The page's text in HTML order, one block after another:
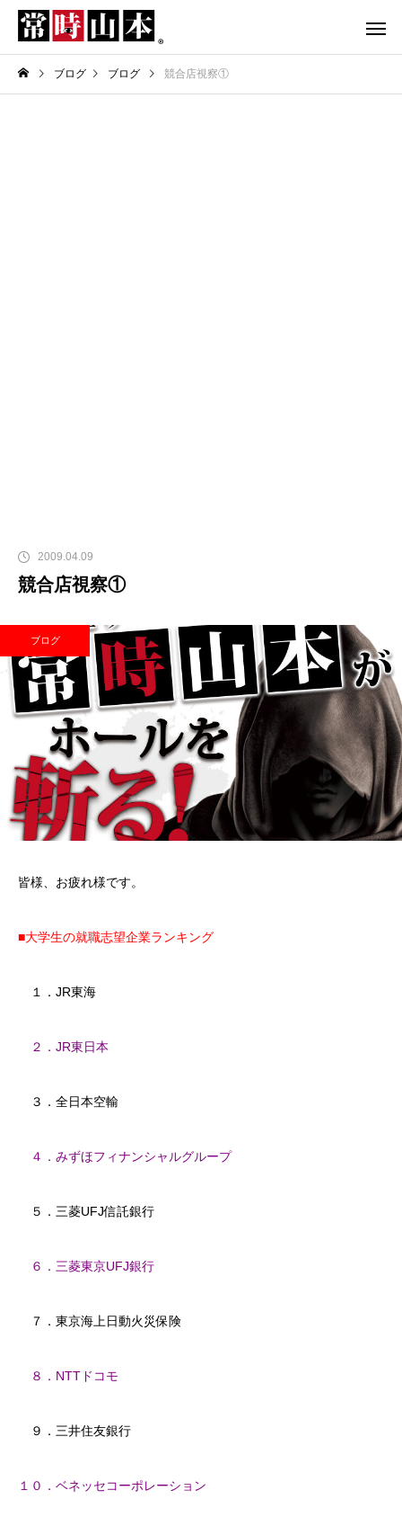
ブログ ブログ 競合店視察①
2009.04.09
競合店視察①
ブログ
皆様、お疲れ様です。
■大学生の就職志望企業ランキング
１．JR東海
２．JR東日本
３．全日本空輸
４．みずほフィナンシャルグループ
５．三菱UFJ信託銀行
６．三菱東京UFJ銀行
７．東京海上日動火災保険
８．NTTドコモ
９．三井住友銀行
１０．ベネッセコーポレーション